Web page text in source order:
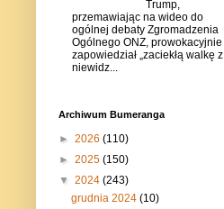
Trump,
przemawiając na wideo do
ogólnej debaty Zgromadzenia
Ogólnego ONZ, prowokacyjnie
zapowiedział „zaciekłą walkę z
niewidz...
Archiwum Bumeranga
► 2026 (110)
► 2025 (150)
▼ 2024 (243)
grudnia 2024(10)